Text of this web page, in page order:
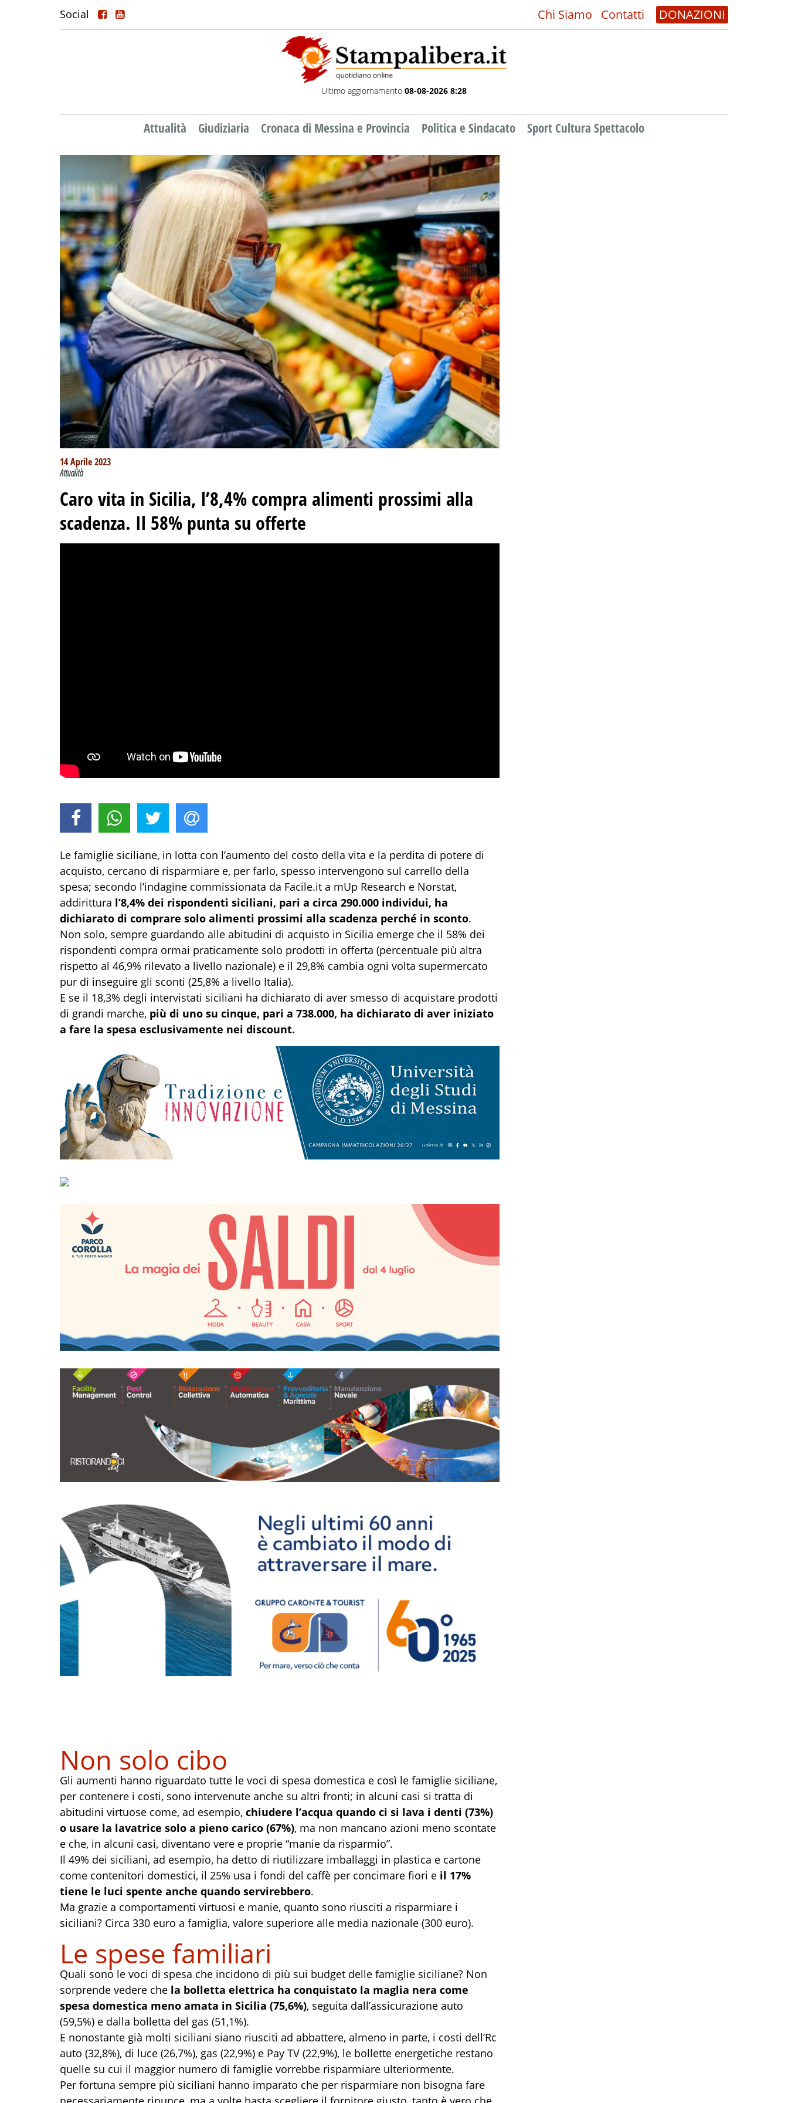
Social Chi Siamo Contatti DONAZIONI
Ultimo aggiornamento 08-08-2026 8:28
Attualità Giudiziaria Cronaca di Messina e Provincia Politica e Sindacato Sport Cultura Spettacolo
14 Aprile 2023
Attualità
Caro vita in Sicilia, l’8,4% compra alimenti prossimi alla
scadenza. Il 58% punta su offerte
Le famiglie siciliane, in lotta con l’aumento del costo della vita e la perdita di potere di
acquisto, cercano di risparmiare e, per farlo, spesso intervengono sul carrello della
spesa; secondo l’indagine commissionata da Facile.it a mUp Research e Norstat,
addirittura l’8,4% dei rispondenti siciliani, pari a circa 290.000 individui, ha
dichiarato di comprare solo alimenti prossimi alla scadenza perché in sconto.
Non solo, sempre guardando alle abitudini di acquisto in Sicilia emerge che il 58% dei
rispondenti compra ormai praticamente solo prodotti in offerta (percentuale più altra
rispetto al 46,9% rilevato a livello nazionale) e il 29,8% cambia ogni volta supermercato
pur di inseguire gli sconti (25,8% a livello Italia).
E se il 18,3% degli intervistati siciliani ha dichiarato di aver smesso di acquistare prodotti
di grandi marche, più di uno su cinque, pari a 738.000, ha dichiarato di aver iniziato
a fare la spesa esclusivamente nei discount.
Non solo cibo
Gli aumenti hanno riguardato tutte le voci di spesa domestica e così le famiglie siciliane,
per contenere i costi, sono intervenute anche su altri fronti; in alcuni casi si tratta di
abitudini virtuose come, ad esempio, chiudere l’acqua quando ci si lava i denti (73%)
o usare la lavatrice solo a pieno carico (67%), ma non mancano azioni meno scontate
e che, in alcuni casi, diventano vere e proprie “manie da risparmio”.
Il 49% dei siciliani, ad esempio, ha detto di riutilizzare imballaggi in plastica e cartone
come contenitori domestici, il 25% usa i fondi del caffè per concimare fiori e il 17%
tiene le luci spente anche quando servirebbero.
Ma grazie a comportamenti virtuosi e manie, quanto sono riusciti a risparmiare i
siciliani? Circa 330 euro a famiglia, valore superiore alle media nazionale (300 euro).
Le spese familiari
Quali sono le voci di spesa che incidono di più sui budget delle famiglie siciliane? Non
sorprende vedere che la bolletta elettrica ha conquistato la maglia nera come
spesa domestica meno amata in Sicilia (75,6%), seguita dall’assicurazione auto
(59,5%) e dalla bolletta del gas (51,1%).
E nonostante già molti siciliani siano riusciti ad abbattere, almeno in parte, i costi dell’Rc
auto (32,8%), di luce (26,7%), gas (22,9%) e Pay TV (22,9%), le bollette energetiche restano
quelle su cui il maggior numero di famiglie vorrebbe risparmiare ulteriormente.
Per fortuna sempre più siciliani hanno imparato che per risparmiare non bisogna fare